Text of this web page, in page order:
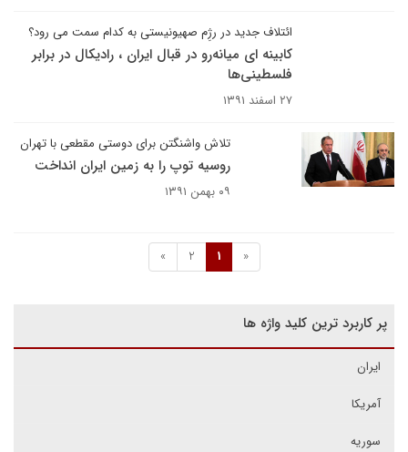
ائتلاف جدید در رژِم صهیونیستی به کدام سمت می رود؟
کابینه ای میانه‌رو در قبال ایران ، رادیکال در برابر
فلسطینی‌ها
۲۷ اسفند ۱۳۹۱
تلاش واشنگتن برای دوستی مقطعی با تهران
روسیه توپ را به زمین ایران انداخت
۰۹ بهمن ۱۳۹۱
«
1
2
»
پر کاربرد ترین کلید واژه ها
ایران
آمریکا
سوریه